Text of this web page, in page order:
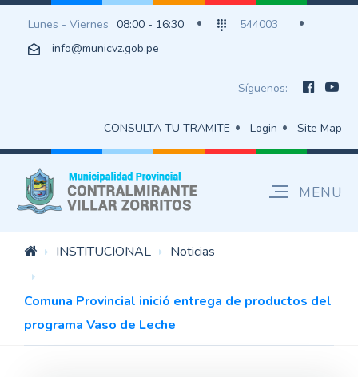
Lunes - Viernes 08:00 - 16:30
544003
info@municvz.gob.pe
Síguenos:
CONSULTA TU TRAMITE Login Site Map
INSTITUCIONAL Noticias
Comuna Provincial inició entrega de productos del
programa Vaso de Leche